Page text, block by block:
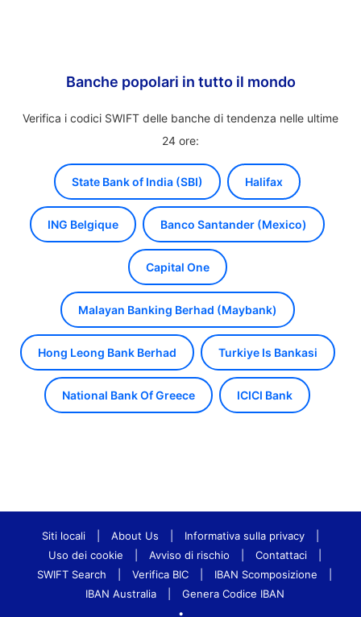
Banche popolari in tutto il mondo
Verifica i codici SWIFT delle banche di tendenza nelle ultime
24 ore:
State Bank of India (SBI) Halifax
ING Belgique Banco Santander (Mexico)
Capital One
Malayan Banking Berhad (Maybank)
Hong Leong Bank Berhad Turkiye Is Bankasi
National Bank Of Greece ICICI Bank
Siti locali About Us Informativa sulla privacy
Uso dei cookie
Avviso di rischio Contattaci
SWIFT Search
Verifica BIC IBAN Scomposizione
IBAN Australia
Genera Codice IBAN
•